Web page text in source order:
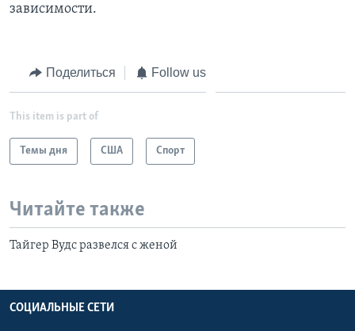
зависимости.
Поделиться Follow us
This item is part of
Темы дня США Спорт
Читайте также
Тайгер Вудс развелся с женой
СОЦИАЛЬНЫЕ СЕТИ